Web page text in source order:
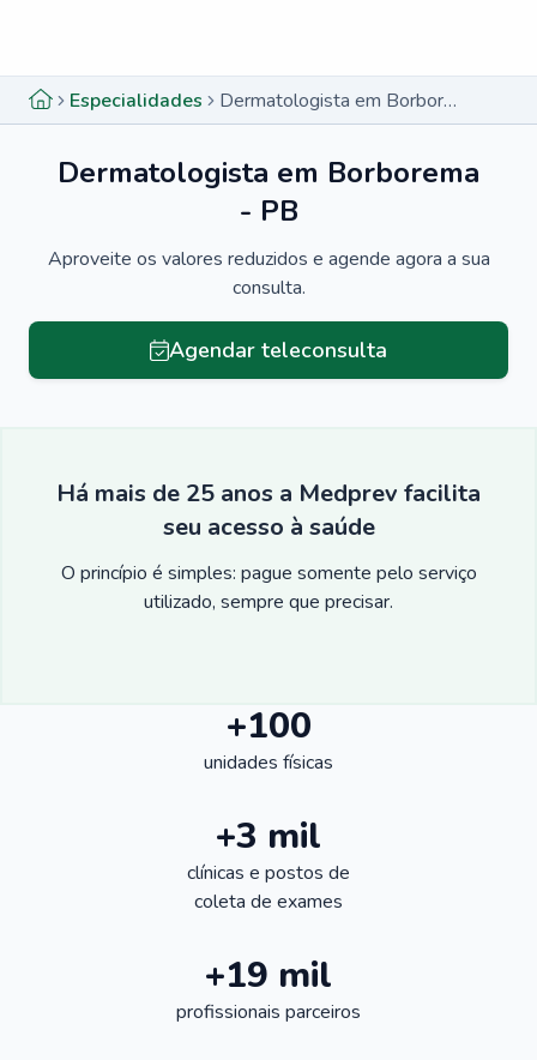
Especialidades Dermatologista em Borborema - PB
Dermatologista em Borborema
- PB
Aproveite os valores reduzidos e agende agora a sua
consulta.
Agendar teleconsulta
Há mais de 25 anos a Medprev facilita
seu acesso à saúde
O princípio é simples: pague somente pelo serviço
utilizado, sempre que precisar.
+100
unidades físicas
+3 mil
clínicas e postos de
coleta de exames
+19 mil
profissionais parceiros